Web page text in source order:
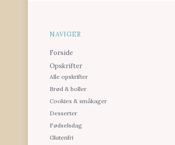
NAVIGER
Forside
Opskrifter
Alle opskrifter
Brød & boller
Cookies & småkager
Desserter
Fødselsdag
Glutenfri